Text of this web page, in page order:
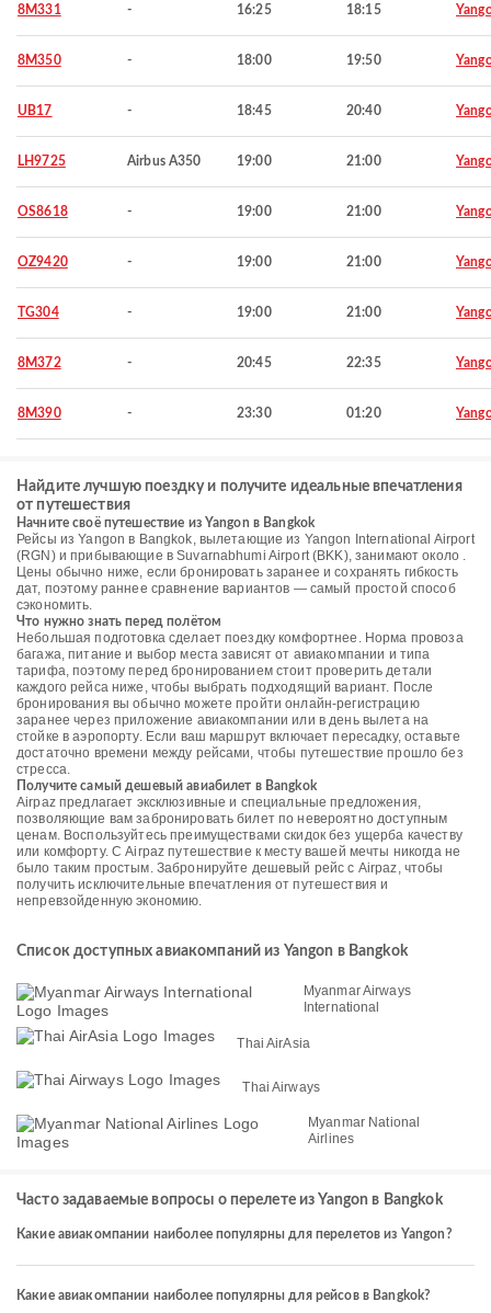
8M331 - 16:25 18:15
8M350 - 18:00 19:50
UB17 - 18:45 20:40
LH9725 Airbus A350 19:00 21:00
OS8618 - 19:00 21:00
OZ9420 - 19:00 21:00
TG304 - 19:00 21:00
8M372 - 20:45 22:35
8M390 - 23:30 01:20
Найдите лучшую поездку и получите идеальные впечатления
от путешествия
Начните своё путешествие из Yangon в Bangkok
Рейсы из Yangon в Bangkok, вылетающие из Yangon International Airport
(RGN) и прибывающие в Suvarnabhumi Airport (BKK), занимают около .
Цены обычно ниже, если бронировать заранее и сохранять гибкость
дат, поэтому раннее сравнение вариантов — самый простой способ
сэкономить.
Что нужно знать перед полётом
Небольшая подготовка сделает поездку комфортнее. Норма провоза
багажа, питание и выбор места зависят от авиакомпании и типа
тарифа, поэтому перед бронированием стоит проверить детали
каждого рейса ниже, чтобы выбрать подходящий вариант. После
бронирования вы обычно можете пройти онлайн-регистрацию
заранее через приложение авиакомпании или в день вылета на
стойке в аэропорту. Если ваш маршрут включает пересадку, оставьте
достаточно времени между рейсами, чтобы путешествие прошло без
стресса.
Получите самый дешевый авиабилет в Bangkok
Airpaz предлагает эксклюзивные и специальные предложения,
позволяющие вам забронировать билет по невероятно доступным
ценам. Воспользуйтесь преимуществами скидок без ущерба качеству
или комфорту. С Airpaz путешествие к месту вашей мечты никогда не
было таким простым. Забронируйте дешевый рейс с Airpaz, чтобы
получить исключительные впечатления от путешествия и
непревзойденную экономию.
Список доступных авиакомпаний из Yangon в Bangkok
Myanmar Airways
International
Thai AirAsia
Thai Airways
Myanmar National
Airlines
Часто задаваемые вопросы о перелете из Yangon в Bangkok
Какие авиакомпании наиболее популярны для перелетов из Yangon?
Какие авиакомпании наиболее популярны для рейсов в Bangkok?